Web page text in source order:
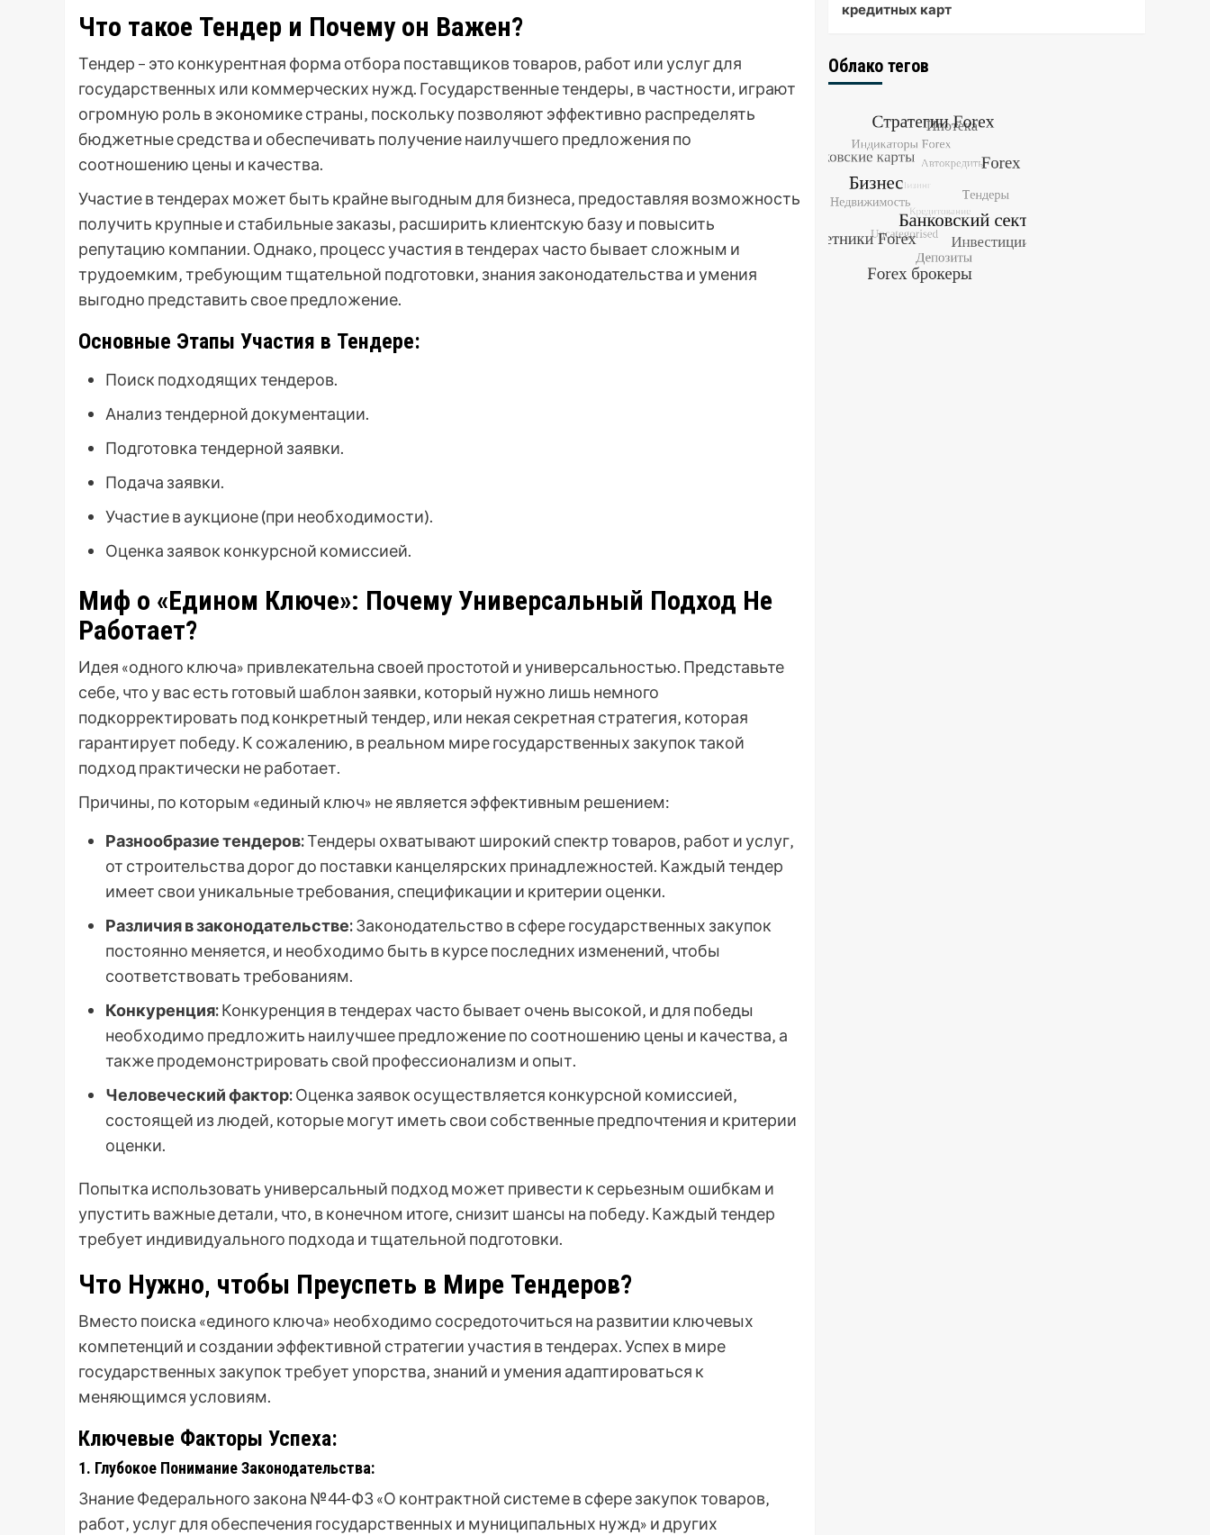
Что такое Тендер и Почему он Важен?
Тендер – это конкурентная форма отбора поставщиков товаров‚ работ или услуг для
государственных или коммерческих нужд. Государственные тендеры‚ в частности‚ играют
огромную роль в экономике страны‚ поскольку позволяют эффективно распределять
бюджетные средства и обеспечивать получение наилучшего предложения по
соотношению цены и качества.
Участие в тендерах может быть крайне выгодным для бизнеса‚ предоставляя возможность
получить крупные и стабильные заказы‚ расширить клиентскую базу и повысить
репутацию компании. Однако‚ процесс участия в тендерах часто бывает сложным и
трудоемким‚ требующим тщательной подготовки‚ знания законодательства и умения
выгодно представить свое предложение.
Основные Этапы Участия в Тендере:
Поиск подходящих тендеров.
Анализ тендерной документации.
Подготовка тендерной заявки.
Подача заявки.
Участие в аукционе (при необходимости).
Оценка заявок конкурсной комиссией.
Миф о «Едином Ключе»: Почему Универсальный Подход Не
Работает?
Идея «одного ключа» привлекательна своей простотой и универсальностью. Представьте
себе‚ что у вас есть готовый шаблон заявки‚ который нужно лишь немного
подкорректировать под конкретный тендер‚ или некая секретная стратегия‚ которая
гарантирует победу. К сожалению‚ в реальном мире государственных закупок такой
подход практически не работает.
Причины‚ по которым «единый ключ» не является эффективным решением:
Разнообразие тендеров:Тендеры охватывают широкий спектр товаров‚ работ и услуг‚
от строительства дорог до поставки канцелярских принадлежностей. Каждый тендер
имеет свои уникальные требования‚ спецификации и критерии оценки.
Различия в законодательстве:Законодательство в сфере государственных закупок
постоянно меняется‚ и необходимо быть в курсе последних изменений‚ чтобы
соответствовать требованиям.
Конкуренция:Конкуренция в тендерах часто бывает очень высокой‚ и для победы
необходимо предложить наилучшее предложение по соотношению цены и качества‚ а
также продемонстрировать свой профессионализм и опыт.
Человеческий фактор:Оценка заявок осуществляется конкурсной комиссией‚
состоящей из людей‚ которые могут иметь свои собственные предпочтения и критерии
оценки.
Попытка использовать универсальный подход может привести к серьезным ошибкам и
упустить важные детали‚ что‚ в конечном итоге‚ снизит шансы на победу. Каждый тендер
требует индивидуального подхода и тщательной подготовки.
Что Нужно‚ чтобы Преуспеть в Мире Тендеров?
Вместо поиска «единого ключа» необходимо сосредоточиться на развитии ключевых
компетенций и создании эффективной стратегии участия в тендерах. Успех в мире
государственных закупок требует упорства‚ знаний и умения адаптироваться к
меняющимся условиям.
Ключевые Факторы Успеха:
1. Глубокое Понимание Законодательства:
Знание Федерального закона №44-ФЗ «О контрактной системе в сфере закупок товаров‚
работ‚ услуг для обеспечения государственных и муниципальных нужд» и других
кредитных карт
Облако тегов